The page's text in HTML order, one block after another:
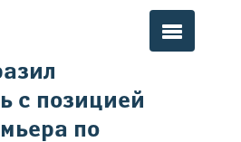
с позицией
по